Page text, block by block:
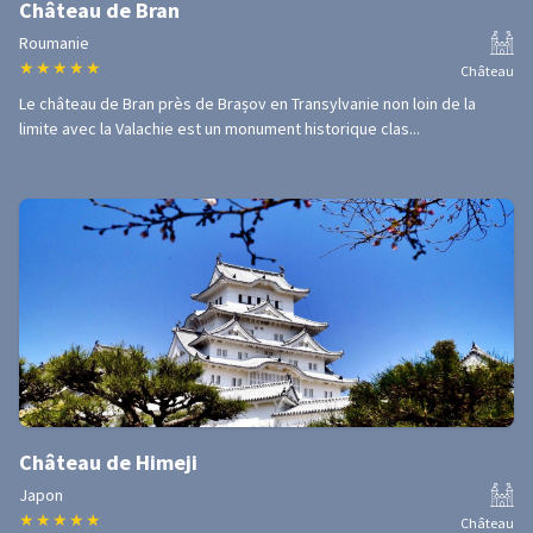
Château de Bran
Roumanie
★ ★ ★ ★ ★ Château
Le château de Bran près de Brașov en Transylvanie non loin de la
limite avec la Valachie est un monument historique clas...
Château de Himeji
Japon
★ ★ ★ ★ ★ Château